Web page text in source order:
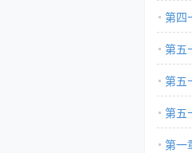
第四
第五
第五
第五
第一